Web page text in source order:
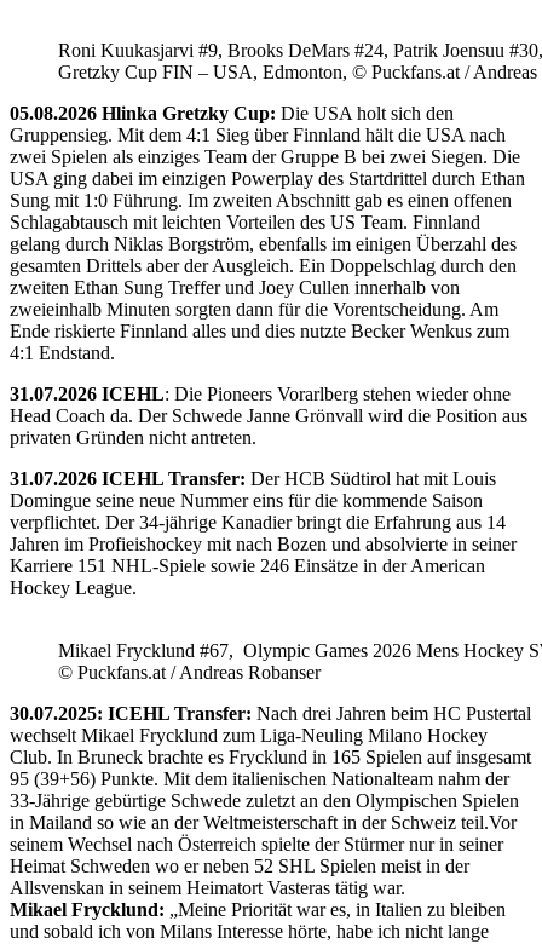
Roni Kuukasjarvi #9, Brooks DeMars #24, Patrik Joensuu
Gretzky Cup FIN – USA, Edmonton, © Puckfans.at / Andreas
05.08.2026 Hlinka Gretzky Cup: Die USA holt sich den
Gruppensieg. Mit dem 4:1 Sieg über Finnland hält die USA nach
zwei Spielen als einziges Team der Gruppe B bei zwei Siegen. Die
USA ging dabei im einzigen Powerplay des Startdrittel durch Ethan
Sung mit 1:0 Führung. Im zweiten Abschnitt gab es einen offenen
Schlagabtausch mit leichten Vorteilen des US Team. Finnland
gelang durch Niklas Borgström, ebenfalls im einigen Überzahl des
gesamten Drittels aber der Ausgleich. Ein Doppelschlag durch den
zweiten Ethan Sung Treffer und Joey Cullen innerhalb von
zweieinhalb Minuten sorgten dann für die Vorentscheidung. Am
Ende riskierte Finnland alles und dies nutzte Becker Wenkus zum
4:1 Endstand.
31.07.2026 ICEHL: Die Pioneers Vorarlberg stehen wieder ohne
Head Coach da. Der Schwede Janne Grönvall wird die Position aus
privaten Gründen nicht antreten.
31.07.2026 ICEHL Transfer: Der HCB Südtirol hat mit Louis
Domingue seine neue Nummer eins für die kommende Saison
verpflichtet. Der 34-jährige Kanadier bringt die Erfahrung aus 14
Jahren im Profieishockey mit nach Bozen und absolvierte in seiner
Karriere 151 NHL-Spiele sowie 246 Einsätze in der American
Hockey League.
Mikael Frycklund #67, Olympic Games 2026 Mens Hockey
© Puckfans.at / Andreas Robanser
30.07.2025: ICEHL Transfer: Nach drei Jahren beim HC Pustertal
wechselt Mikael Frycklund zum Liga-Neuling Milano Hockey
Club. In Bruneck brachte es Frycklund in 165 Spielen auf insgesamt
95 (39+56) Punkte. Mit dem italienischen Nationalteam nahm der
33-Jährige gebürtige Schwede zuletzt an den Olympischen Spielen
in Mailand so wie an der Weltmeisterschaft in der Schweiz teil.Vor
seinem Wechsel nach Österreich spielte der Stürmer nur in seiner
Heimat Schweden wo er neben 52 SHL Spielen meist in der
Allsvenskan in seinem Heimatort Vasteras tätig war.
Mikael Frycklund: „Meine Priorität war es, in Italien zu bleiben
und sobald ich von Milans Interesse hörte, habe ich nicht lange